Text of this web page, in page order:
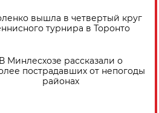
вышла в четвертый круг
турнира в Торонто
В Минлесхозе рассказали о
пострадавших от непогоды
районах